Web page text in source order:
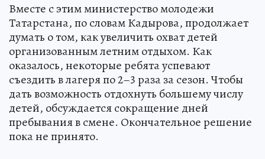
Вместе с этим министерство молодежи
Татарстана, по словам Кадырова, продолжает
думать о том, как увеличить охват детей
организованным летним отдыхом. Как
оказалось, некоторые ребята успевают
съездить в лагеря по 2–3 раза за сезон. Чтобы
дать возможность отдохнуть большему числу
детей, обсуждается сокращение дней
пребывания в смене. Окончательное решение
пока не принято.